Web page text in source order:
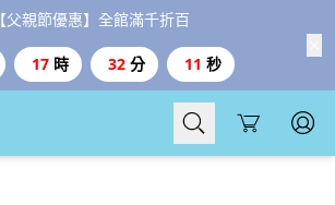
【父親節優惠】全館滿千折百
17 時 32 分 10 秒
Cart